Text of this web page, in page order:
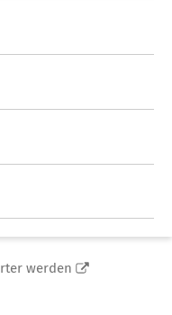
werden